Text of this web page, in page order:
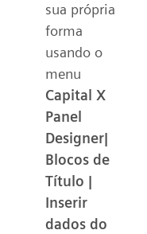
sua própria
forma
usando o
menu
Capital X
Panel
Designer|
Blocos de
Título |
Inserir
dados do